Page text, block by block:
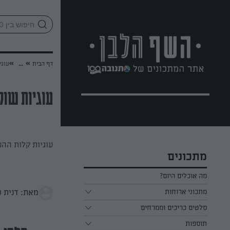
מתכונים
מה אוכלים היום?
מתכוני ארוחות
ארוחת בוקר
ארוחת צהריים
סלטים כריכים וממרחים
כל הסלטים כריכים וממרחים
תוספות
דף הבית »
...
»
עוגיות
עוגיות קלות
מאת: דנית